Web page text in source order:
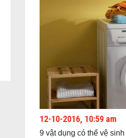
12-10-2016, 10:59 am
9 vật dụng có thể vệ